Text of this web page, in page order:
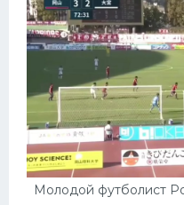
Молодой футболист